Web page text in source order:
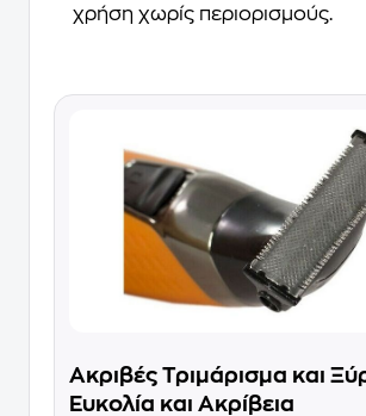
χρήση χωρίς περιορισμούς.
Ακριβές Τριμάρισμα και
Ευκολία και Ακρίβεια